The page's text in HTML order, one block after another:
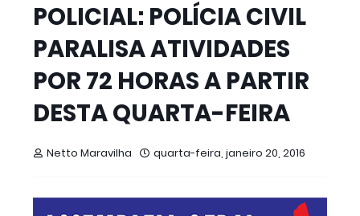
POLICIAL: POLÍCIA CIVIL
PARALISA ATIVIDADES
POR 72 HORAS A PARTIR
DESTA QUARTA-FEIRA
Netto Maravilha quarta-feira, janeiro 20, 2016